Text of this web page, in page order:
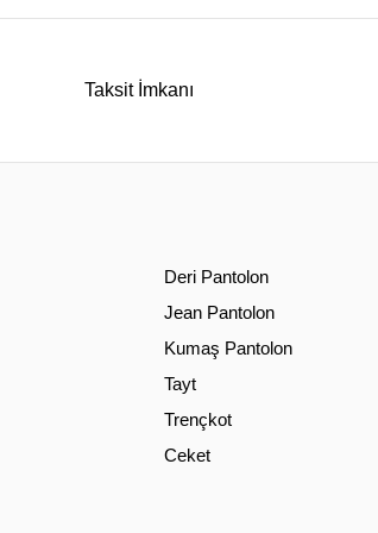
Taksit İmkanı
Deri Pantolon
Jean Pantolon
Kumaş Pantolon
Tayt
Trençkot
Ceket